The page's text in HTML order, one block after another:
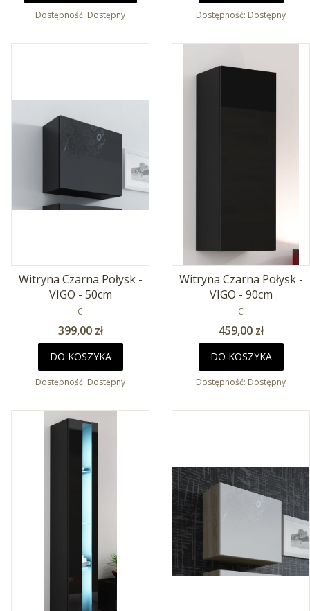
Dostępność: Dostępny Dostępność: Dostępny
Witryna Czarna Połysk -
VIGO - 50cm
PRODUCENT
C
Cena
399,00 zł
DO KOSZYKA
Dostępność: Dostępny
Witryna Czarna Połysk -
VIGO - 90cm
PRODUCENT
C
Cena
459,00 zł
DO KOSZYKA
Dostępność: Dostępny